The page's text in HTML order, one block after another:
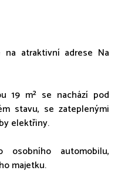
na atraktivní adrese Na
19 m² se nachází pod
stavu, se zateplenými
elektřiny.
osobního automobilu,
majetku.